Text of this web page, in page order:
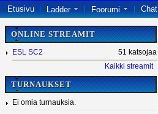
Etusivu Ladder Foorumi Chat
ONLINE STREAMIT
ESL SC2
51 katsojaa
Kaikki streamit
TURNAUKSET
Ei omia turnauksia.